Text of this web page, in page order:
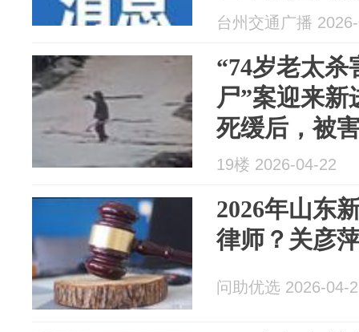
缓刑
台州交通广播
“74岁老太杀
尸”案迎来新
死缓后，被
19楼 2026-04-22
2026年山东
律师？关彦
问助优选 2026-04-